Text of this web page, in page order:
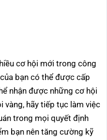
cơ hội mới trong công
bạn có thể được cấp
nhận được những cơ hội
vàng, hãy tiếp tục làm việc
trong mọi quyết định
bạn nên tăng cường kỹ